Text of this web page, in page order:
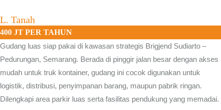
L. Tanah
400 JT PER TAHUN
Gudang luas siap pakai di kawasan strategis Brigjend Sudiarto –
Pedurungan, Semarang. Berada di pinggir jalan besar dengan akses
mudah untuk truk kontainer, gudang ini cocok digunakan untuk
logistik, distribusi, penyimpanan barang, maupun pabrik ringan.
Dilengkapi area parkir luas serta fasilitas pendukung yang memadai.